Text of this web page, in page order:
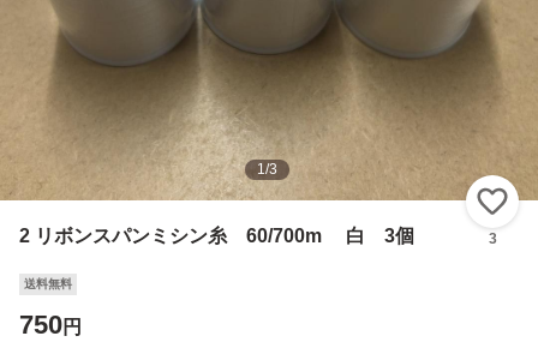
1/3
2 リボンスパンミシン糸 60/700m 白 3個 3
送料無料
750円